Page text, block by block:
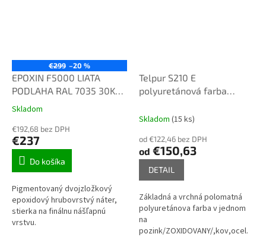
€299 –20 %
EPOXIN F5000 LIATA
PODLAHA RAL 7035 30KG
svetlo seda
Priemerné
produktu
je
3,2
hviezdičiek.
Skladom
€192,68 bez DPH
€237
Do košíka
Pigmentovaný dvojzložkový
epoxidový hrubovrstvý náter,
stierka na finálnu nášľapnú
vrstvu.
Telpur S210 E
polyuretánová farba
polomat RAL vzorkovnik
Skladom (15 ks)
od €122,46 bez DPH
od €150,63
DETAIL
Základná a vrchná polomatná
polyuretánova farba v jednom
na
pozink/ZOXIDOVANY/,kov,ocel.